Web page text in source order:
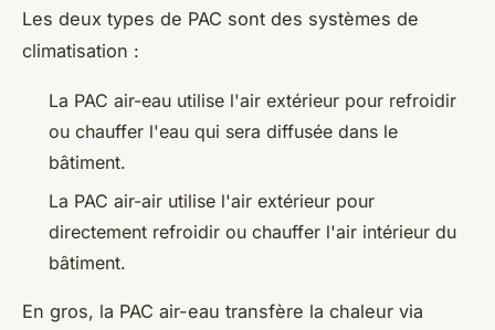
Les deux types de PAC sont des systèmes de
climatisation :
La PAC air-eau utilise l'air extérieur pour refroidir
ou chauffer l'eau qui sera diffusée dans le
bâtiment.
La PAC air-air utilise l'air extérieur pour
directement refroidir ou chauffer l'air intérieur du
bâtiment.
En gros, la PAC air-eau transfère la chaleur via